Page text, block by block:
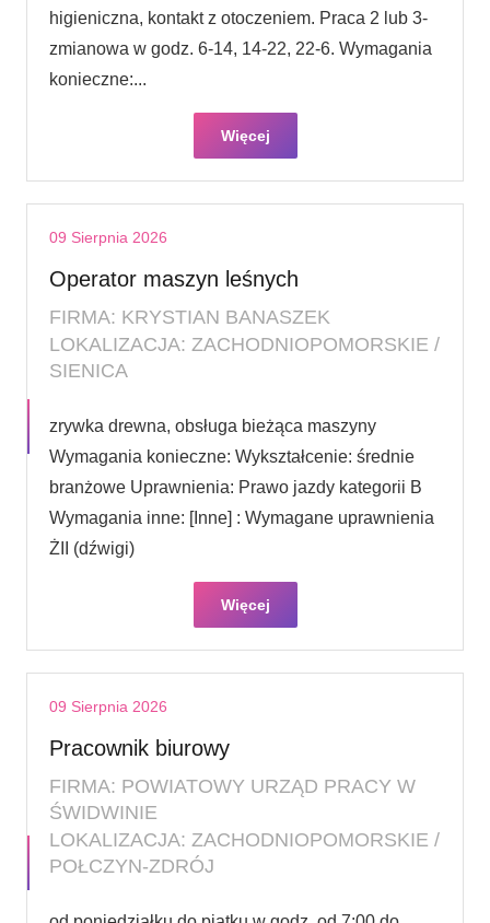
higieniczna, kontakt z otoczeniem. Praca 2 lub 3-
zmianowa w godz. 6-14, 14-22, 22-6. Wymagania
konieczne:...
Więcej
09 Sierpnia 2026
Operator maszyn leśnych
FIRMA: KRYSTIAN BANASZEK
LOKALIZACJA: ZACHODNIOPOMORSKIE /
SIENICA
zrywka drewna, obsługa bieżąca maszyny
Wymagania konieczne: Wykształcenie: średnie
branżowe Uprawnienia: Prawo jazdy kategorii B
Wymagania inne: [Inne] : Wymagane uprawnienia
ŻII (dźwigi)
Więcej
09 Sierpnia 2026
Pracownik biurowy
FIRMA: POWIATOWY URZĄD PRACY W
ŚWIDWINIE
LOKALIZACJA: ZACHODNIOPOMORSKIE /
POŁCZYN-ZDRÓJ